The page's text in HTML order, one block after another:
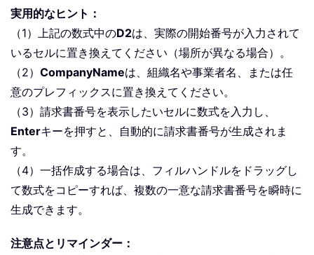
実用的なヒント：
（1）上記の数式中のD2は、実際の開始番号が入力されて
いるセルに置き換えてください（場所が異なる場合）。
（2） CompanyNameは、組織名や事業者名、または任
意のプレフィックスに置き換えてください。
（3）請求書番号を表示したいセルに数式を入力し、
Enterキーを押すと、自動的に請求書番号が生成されま
す。
（4）一括作成する場合は、フィルハンドルをドラッグし
て数式をコピーすれば、複数の一意な請求書番号を瞬時に
生成できます。
注意点とリマインダー：